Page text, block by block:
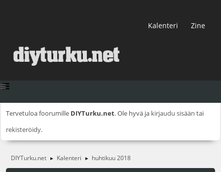
Kalenteri Zine
Tervetuloa foorumille DIYTurku.net. Ole hyvä ja kirjaudu sisään tai
rekisteröidy.
DIYTurku.net ► Kalenteri ► huhtikuu 2018